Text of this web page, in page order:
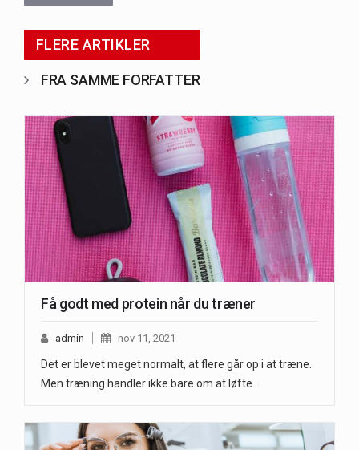
FLERE ARTIKLER
FRA SAMME FORFATTER
Få godt med protein når du træner
admin nov 11, 2021
Det er blevet meget normalt, at flere går op i at træne.
Men træning handler ikke bare om at løfte…